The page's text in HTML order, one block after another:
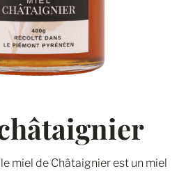
miel de Châtaignier est un miel